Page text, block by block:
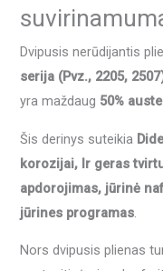
Dvipusis nerūdijantis
serija (Pvz., 2205,
yra maždaug 50%
Šis derinys suteikia
korozijai, Ir geras
apdorojimas, jūrinė
jūrines programas
Nors dvipusis plienas